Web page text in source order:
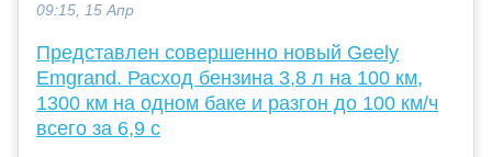
09:15, 15 Апр
Представлен совершенно новый Geely
Emgrand. Расход бензина 3,8 л на 100 км,
1300 км на одном баке и разгон до 100 км/ч
всего за 6,9 с